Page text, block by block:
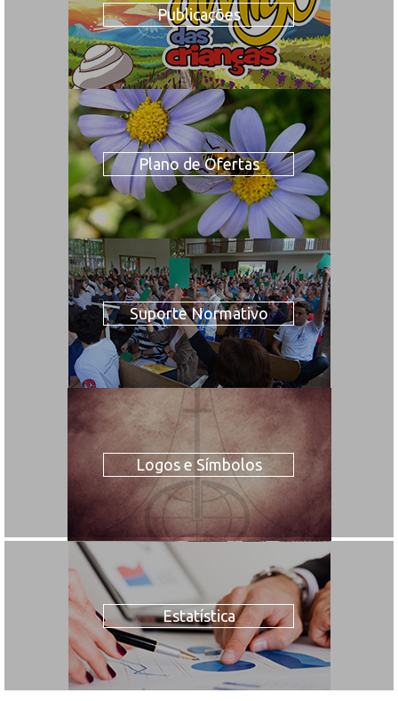
Publicações
Plano de Ofertas
Suporte Normativo
Logos e Símbolos
Estatística